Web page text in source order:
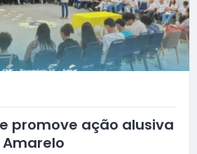
promove ação alusiva